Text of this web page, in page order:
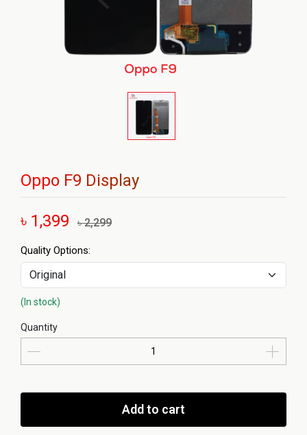
Oppo F9 Display
৳ 1,399 ৳ 2,299
Quality Options:
(In stock)
Quantity
Add to cart